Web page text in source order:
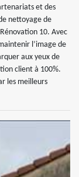
et des
nettoyage de
10. Avec
l’image de
aux yeux de
client à 100%.
les meilleurs